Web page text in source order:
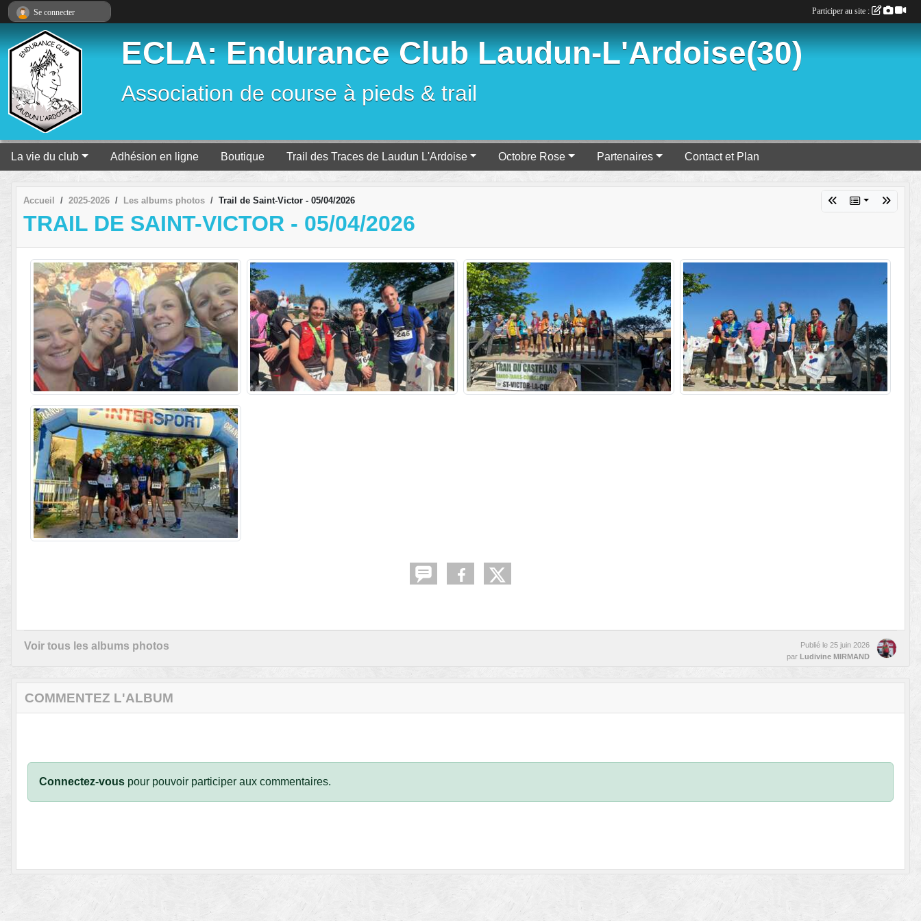
ECLA: Endurance Club Laudun-L'Ardoise(30)
Association de course à pieds & trail
La vie du club Adhésion en ligne Boutique Trail des Traces de Laudun L'Ardoise Octobre Rose Partenaires Contact et Plan
Accueil 2025-2026 Les albums photos Trail de Saint-Victor - 05/04/2026
TRAIL DE SAINT-VICTOR - 05/04/2026
Voir tous les albums photos Publié le 25 juin 2026
par Ludivine MIRMAND
COMMENTEZ L'ALBUM
Connectez-vous pour pouvoir participer aux commentaires.
Se connecter Participer au site :
Panneau de gestion des cookies